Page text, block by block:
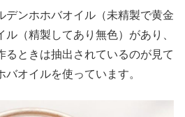
デンホホバオイル（未精製で黄金
（精製してあり無色）があり、
るときは抽出されているのが見て
オイルを使っています。